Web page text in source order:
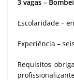
3 vagas –
Escolaridade –
Experiência –
Requisitos